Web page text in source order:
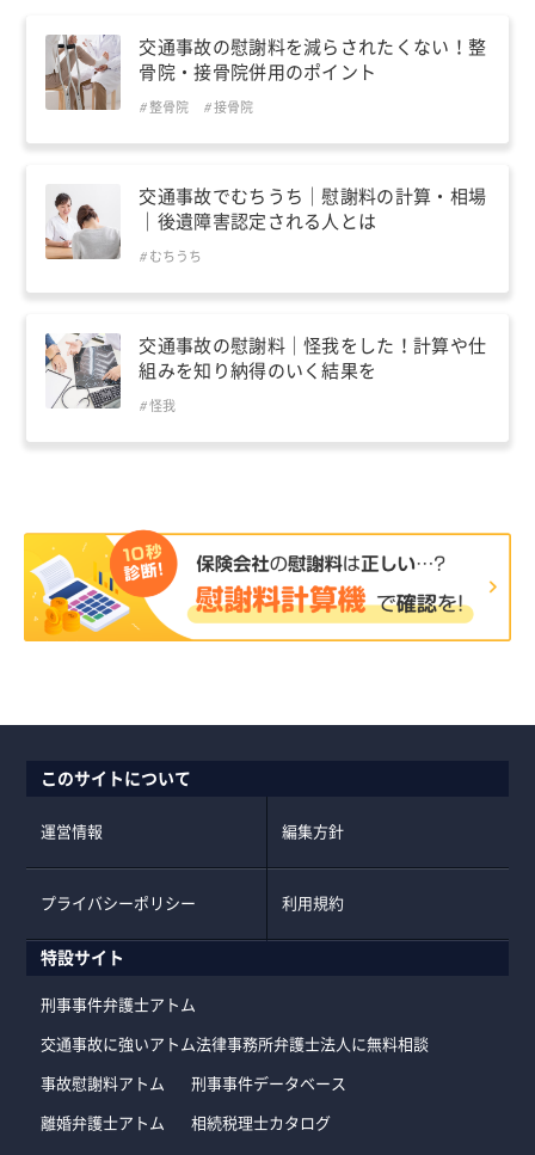
交通事故の慰謝料を減らされたくない！整
骨院・接骨院併用のポイント
整骨院 接骨院
交通事故でむちうち｜慰謝料の計算・相場
｜後遺障害認定される人とは
むちうち
交通事故の慰謝料｜怪我をした！計算や仕
組みを知り納得のいく結果を
怪我
このサイトについて
運営情報 編集方針
プライバシーポリシー 利用規約
特設サイト
刑事事件弁護士アトム
交通事故に強いアトム法律事務所弁護士法人に無料相談
事故慰謝料アトム 刑事事件データベース
離婚弁護士アトム 相続税理士カタログ